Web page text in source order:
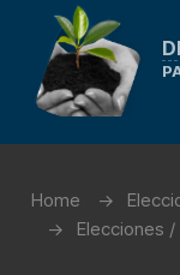
Home
Elecciones